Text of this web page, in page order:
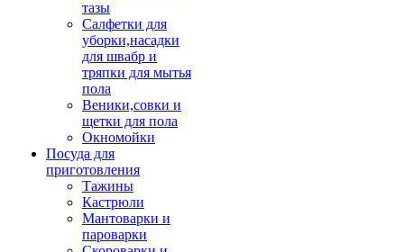
тазы
Салфетки для
уборки,насадки
для швабр и
тряпки для мытья
пола
Веники,совки и
щетки для пола
Окномойки
Посуда для
приготовления
Тажины
Кастрюли
Мантоварки и
пароварки